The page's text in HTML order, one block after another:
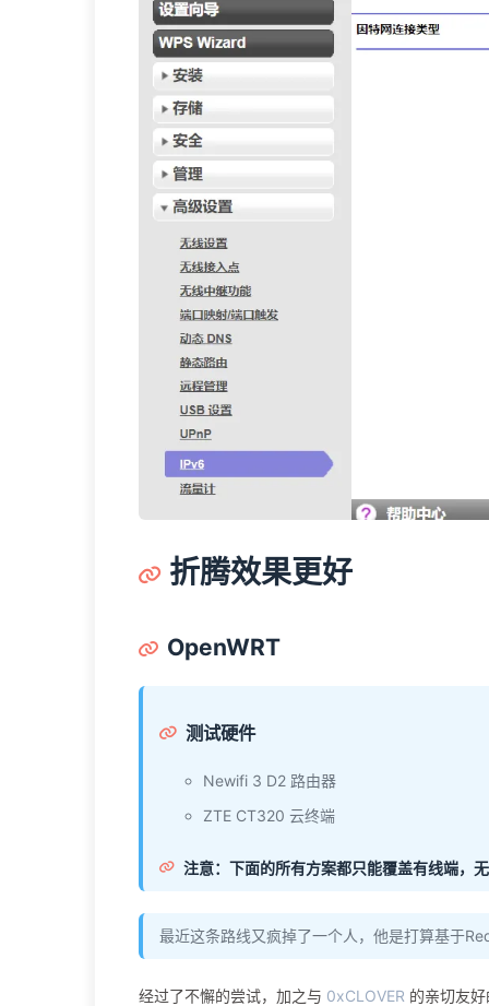
折腾效果更好
OpenWRT
测试硬件
Newifi 3 D2 路由器
ZTE CT320 云终端
注意：下面的所有方案都只能覆盖有线端，
最近这条路线又疯掉了一个人，他是打算基于
经过了不懈的尝试，加之与 0xCLOVER 的亲切友